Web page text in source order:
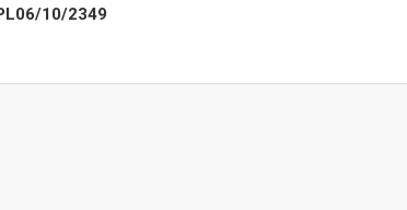
10/2349